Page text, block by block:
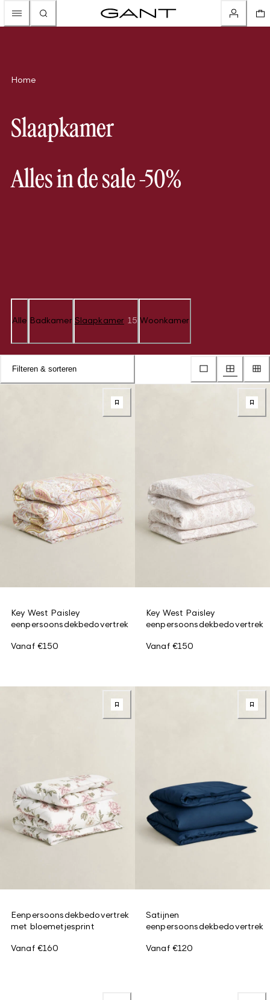
Home
Slaapkamer
Alles in de sale -50%
Alle Badkamer Slaapkamer 15 Woonkamer
Filteren & sorteren
Key West Paisley
eenpersoonsdekbedovertrek
Vanaf €150
Key West Paisley
eenpersoonsdekbedovertrek
Vanaf €150
Eenpersoonsdekbedovertrek
met bloemetjesprint
Vanaf €160
Satijnen
eenpersoonsdekbedovertrek
Vanaf €120